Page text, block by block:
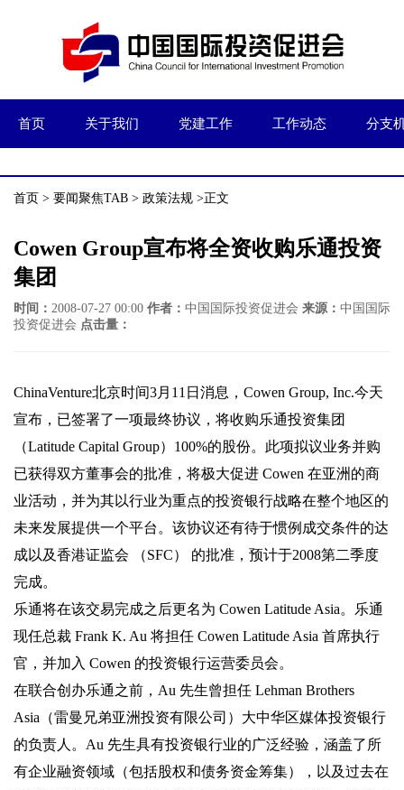
首页 关于我们 党建工作 工作动态 分支
首页 > 要闻聚焦TAB > 政策法规 >正文
Cowen Group宣布将全资收购乐通投资
集团
时间： 2008-07-27 00:00 作者： 中国国际投资促进会 来源： 中国国际
投资促进会 点击量：
ChinaVenture北京时间3月11日消息，Cowen Group, Inc.今天
宣布，已签署了一项最终协议，将收购乐通投资集团
（Latitude Capital Group）100%的股份。此项拟议业务并购
已获得双方董事会的批准，将极大促进 Cowen 在亚洲的商
业活动，并为其以行业为重点的投资银行战略在整个地区的
未来发展提供一个平台。该协议还有待于惯例成交条件的达
成以及香港证监会 （SFC） 的批准，预计于2008第二季度
完成。
乐通将在该交易完成之后更名为 Cowen Latitude Asia。乐通
现任总裁 Frank K. Au 将担任 Cowen Latitude Asia 首席执行
官，并加入 Cowen 的投资银行运营委员会。
在联合创办乐通之前，Au 先生曾担任 Lehman Brothers
Asia（雷曼兄弟亚洲投资有限公司）大中华区媒体投资银行
的负责人。Au 先生具有投资银行业的广泛经验，涵盖了所
有企业融资领域（包括股权和债务资金筹集），以及过去在